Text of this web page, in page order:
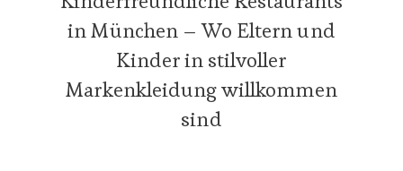
in München – Wo Eltern und
Kinder in stilvoller
Markenkleidung willkommen
sind